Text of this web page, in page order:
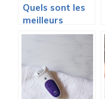
Quels sont les
meilleurs
produits pour